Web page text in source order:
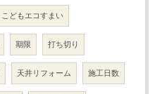
こどもエコすまい
期限 打ち切り
天井リフォーム 施工日数